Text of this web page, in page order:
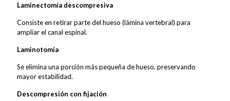
Laminectomía descompresiva
Consiste en retirar parte del hueso (lámina vertebral) para
ampliar el canal espinal.
Laminotomía
Se elimina una porción más pequeña de hueso, preservando
mayor estabilidad.
Descompresión con fijación